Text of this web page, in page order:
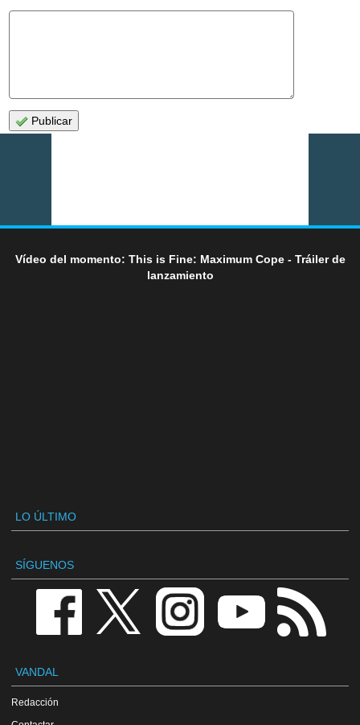
Publicar
Vídeo del momento: This is Fine: Maximum Cope - Tráiler de
lanzamiento
LO ÚLTIMO
SÍGUENOS
VANDAL
Redacción